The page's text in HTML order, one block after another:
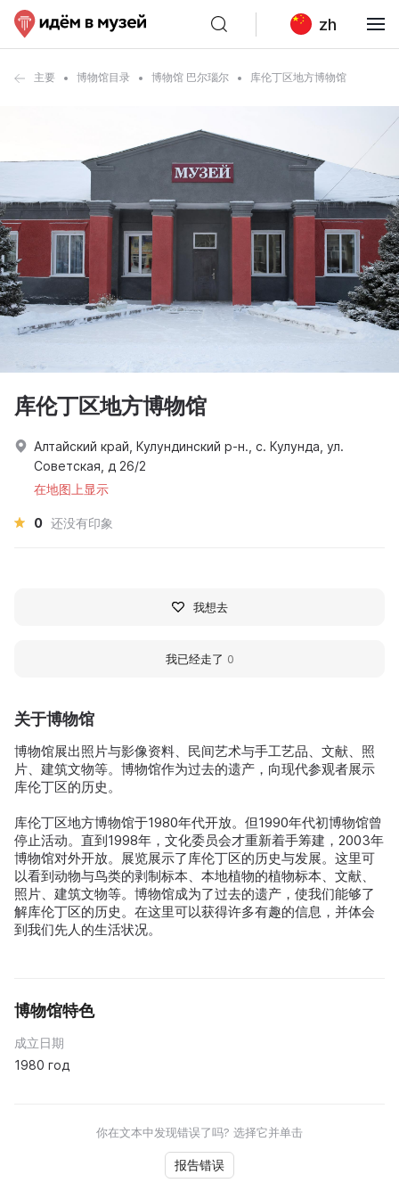
zh
主要 博物馆目录 博物馆 巴尔瑙尔 库伦丁区地方博物馆
关于博物馆
博物馆展出照片与影像资料、民间艺术与手工艺品、文献、照
片、建筑文物等。博物馆作为过去的遗产，向现代参观者展示
库伦丁区的历史。
库伦丁区地方博物馆于1980年代开放。但1990年代初博物馆曾
停止活动。直到1998年，文化委员会才重新着手筹建，2003年
博物馆对外开放。展览展示了库伦丁区的历史与发展。这里可
以看到动物与鸟类的剥制标本、本地植物的植物标本、文献、
照片、建筑文物等。博物馆成为了过去的遗产，使我们能够了
解库伦丁区的历史。在这里可以获得许多有趣的信息，并体会
到我们先人的生活状况。
博物馆特色
成立日期
1980 год
你在文本中发现错误了吗? 选择它并单击
报告错误
库伦丁区地方博物馆
Алтайский край, Кулундинский р-н., с. Кулунда, ул.
Советская, д 26/2
在地图上显示
0 还没有印象
我想去
我已经走了 0